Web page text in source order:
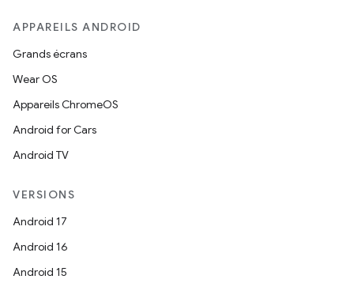
APPAREILS ANDROID
Grands écrans
Wear OS
Appareils ChromeOS
Android for Cars
Android TV
VERSIONS
Android 17
Android 16
Android 15